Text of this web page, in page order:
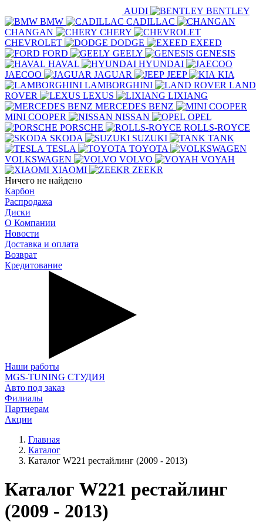
AUDI
BENTLEY
BMW
CADILLAC
CHANGAN
CHERY
CHEVROLET
DODGE
EXEED
FORD
GEELY
GENESIS
HAVAL
HYUNDAI
JAECOO
JAGUAR JEEP
KIA
LAMBORGHINI
LAND
ROVER
LEXUS
LIXIANG
MERCEDES BENZ
MINI COOPER
NISSAN
OPEL
PORSCHE
ROLLS-ROYCE
SKODA
SUZUKI
TANK
TESLA
TOYOTA
VOLKSWAGEN
VOLVO
VOYAH
XIAOMI
ZEEKR
Ничего не найдено
Карбон
Распродажа
Диски
О Компании
Новости
Доставка и оплата
Возврат
Кредитование
Наши работы
MGS-TUNING СТУДИЯ
Авто под заказ
Филиалы
Партнерам
Акции
Главная
Каталог
Каталог W221 рестайлинг (2009 - 2013)
Каталог W221 рестайлинг
(2009 - 2013)